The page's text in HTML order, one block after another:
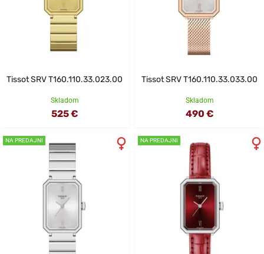
Tissot SRV T160.110.33.023.00
Skladom
525 €
Tissot SRV T160.110.33.033.00
Skladom
490 €
NA PREDAJNI NA PREDAJNI